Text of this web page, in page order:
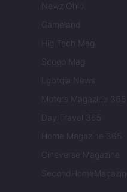
Newz Ohio
Gameland
Hig Tech Mag
Scoop Mag
Lgbtqia News
Motors Magazine 365
Day Travel 365
Home Magazine 365
Cineverse Magazine
SecondHomeMagazine